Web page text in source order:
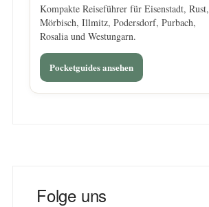
Kompakte Reiseführer für Eisenstadt, Rust,
Mörbisch, Illmitz, Podersdorf, Purbach,
Rosalia und Westungarn.
Pocketguides ansehen
Folge uns